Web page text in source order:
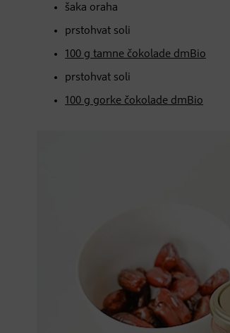
šaka oraha
prstohvat soli
100 g tamne čokolade dmBio
prstohvat soli
100 g gorke čokolade dmBio